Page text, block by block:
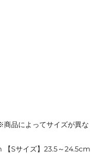
商品によってサイズが異な
【Sサイズ】23.5～24.5cm